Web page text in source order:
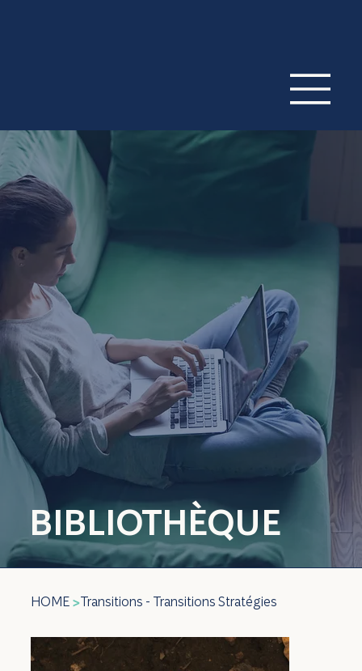
BIBLIOTHÈQUE
HOME>Transitions - Transitions Stratégies